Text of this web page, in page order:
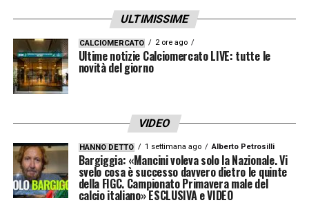
ULTIMISSIME
CALCIOMERCATO 2 ore ago
Ultime notizie Calciomercato LIVE: tutte le
novità del giorno
VIDEO
HANNO DETTO 1 settimana ago Alberto Petrosilli
Bargiggia: «Mancini voleva solo la Nazionale. Vi
svelo cosa è successo davvero dietro le quinte
della FIGC. Campionato Primavera male del
calcio italiano» ESCLUSIVA e VIDEO